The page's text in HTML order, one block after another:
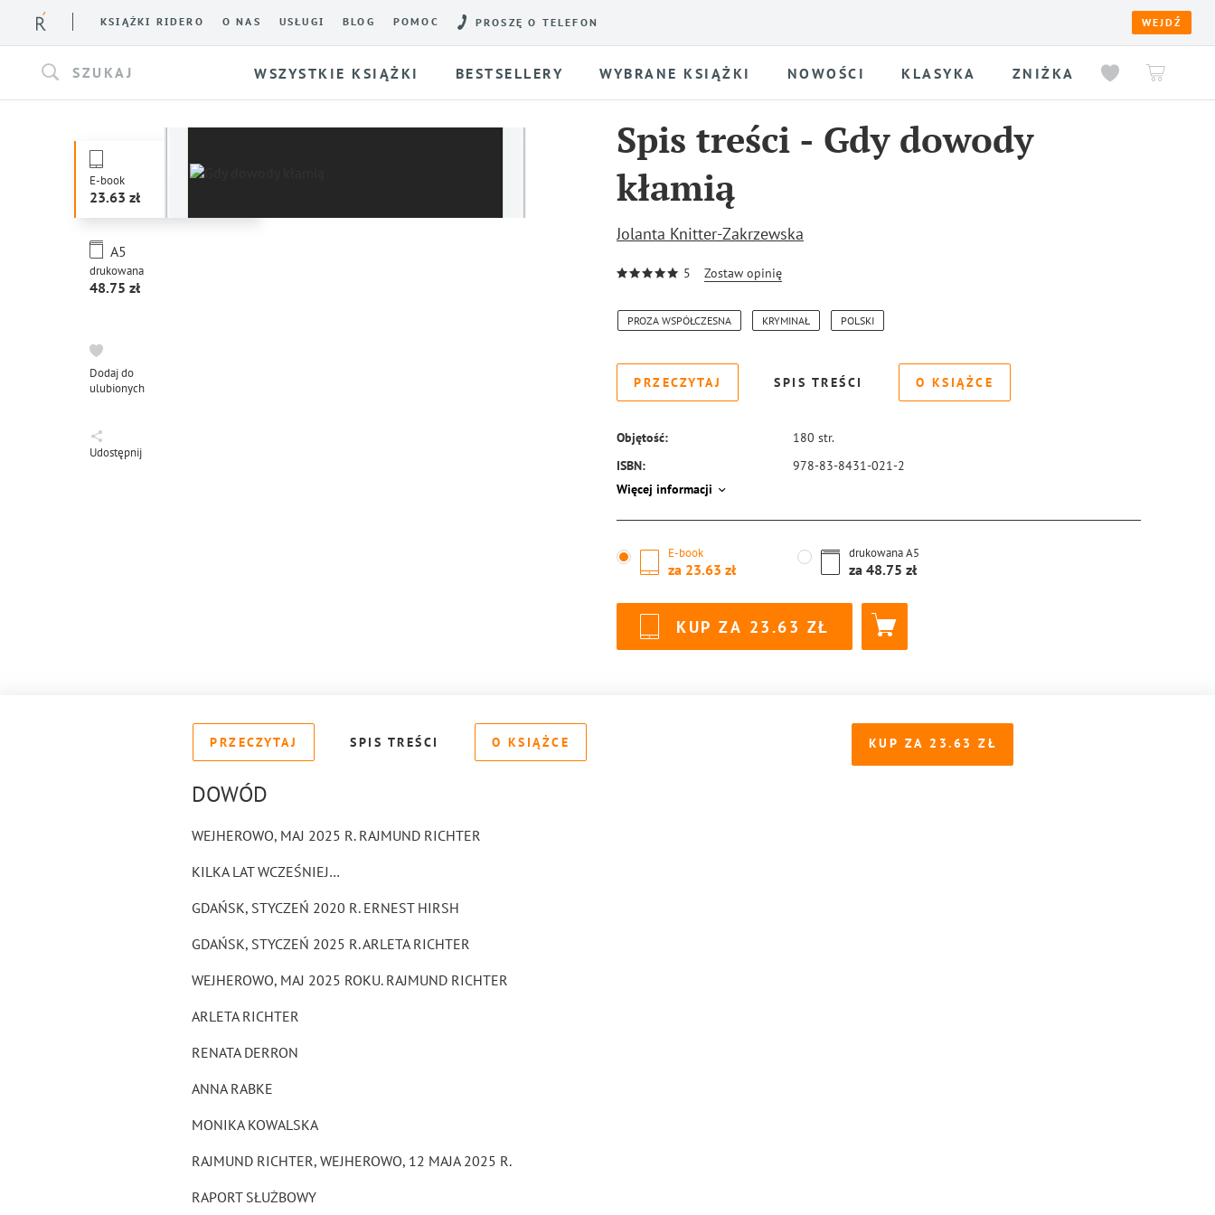
KSIĄŻKI RIDERO O NAS USŁUGI BLOG POMOC PROSZĘ O TELEFON WEJDŹ
SZUKAJ WSZYSTKIE KSIĄŻKI BESTSELLERY WYBRANE KSIĄŻKI NOWOŚCI KLASYKA ZNIŻKA
E-book
23.63
drukowana
A5
48.75
Dodaj do
ulubionych
Udostępnij
Spis treści - Gdy dowody
kłamią
Jolanta Knitter-Zakrzewska
5 Zostaw opinię
PROZA WSPÓŁCZESNA KRYMINAŁ POLSKI
PRZECZYTAJ SPIS TREŚCI O KSIĄŻCE
Objętość: 180 str.
ISBN:
978-83-8431-021-2
Więcej informacji
E-book
za 23.63
drukowanaA5
za 48.75
KUP ZA 23.63
KUP ZA 23.63
PRZECZYTAJ SPIS TREŚCI O KSIĄŻCE
DOWÓD
WEJHEROWO, MAJ 2025 R. RAJMUND RICHTER
KILKA LAT WCZEŚNIEJ…
GDAŃSK, STYCZEŃ 2020 R. ERNEST HIRSH
GDAŃSK, STYCZEŃ 2025 R. ARLETA RICHTER
WEJHEROWO, MAJ 2025 ROKU. RAJMUND RICHTER
ARLETA RICHTER
RENATA DERRON
ANNA RABKE
MONIKA KOWALSKA
RAJMUND RICHTER, WEJHEROWO, 12 MAJA 2025 R.
RAPORT SŁUŻBOWY